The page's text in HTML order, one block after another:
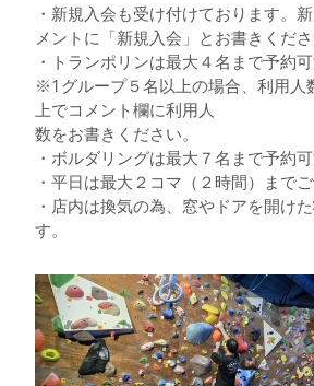
・新規入会も受け付けております。
メントに「新規入会」とお書きくださ
・トランポリンは最大４名まで予約可
※1グループ５名以上の場合、利用人
上でコメント欄に利用人
数をお書きください。
・ボルダリングは最大７名まで予約可
・平日は最大２コマ（２時間）までご
・店内は換気の為、窓やドアを開け
す。